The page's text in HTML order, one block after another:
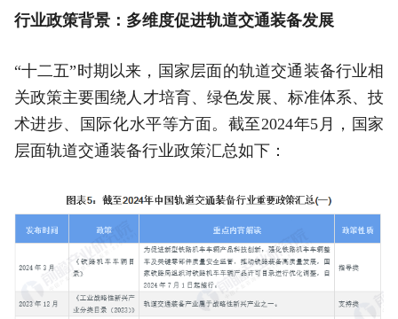
行业政策背景：多维度促进轨道交通装备发展
“十二五”时期以来，国家层面的轨道交通装备行业相
关政策主要围绕人才培育、绿色发展、标准体系、技
术进步、国际化水平等方面。截至2024年5月，国家
层面轨道交通装备行业政策汇总如下：